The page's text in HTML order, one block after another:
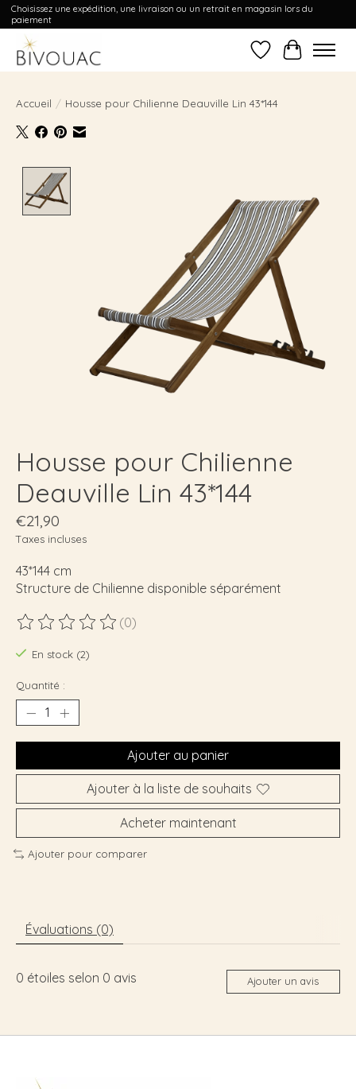
Choisissez une expédition, une livraison ou un retrait en magasin lors du
paiement
Liste dePanier
Accueil / Housse pour Chilienne Deauville Lin 43*144
Housse pour Chilienne
Deauville Lin 43*144
€21,90
Taxes incluses
43*144 cm
Structure de Chilienne disponible séparément
Ce produit est évalué à
(0)
En stock (2)
Quantité :
Ajouter au panier
Ajouter à la liste de souhaits
Acheter maintenant
Ajouter pour comparer
Évaluations (0)
0 étoiles selon 0 avis Ajouter un avis